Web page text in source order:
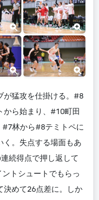
が猛攻を仕掛ける。#8
から始まり、#10町田
林から#8テミトペに
く。失点する場面もあ
続得点で押し返して
トシュートでもらっ
決めて26点差に。しか